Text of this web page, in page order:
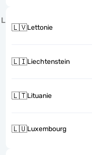
L
🇱🇻Lettonie
🇱🇮Liechtenstein
🇱🇹Lituanie
🇱🇺Luxembourg